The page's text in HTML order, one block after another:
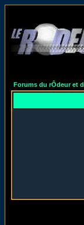
Forums du rÔdeur et